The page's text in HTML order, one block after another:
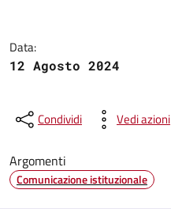
Data:
12 Agosto 2024
Condividi Vedi azioni
Argomenti
Comunicazione istituzionale